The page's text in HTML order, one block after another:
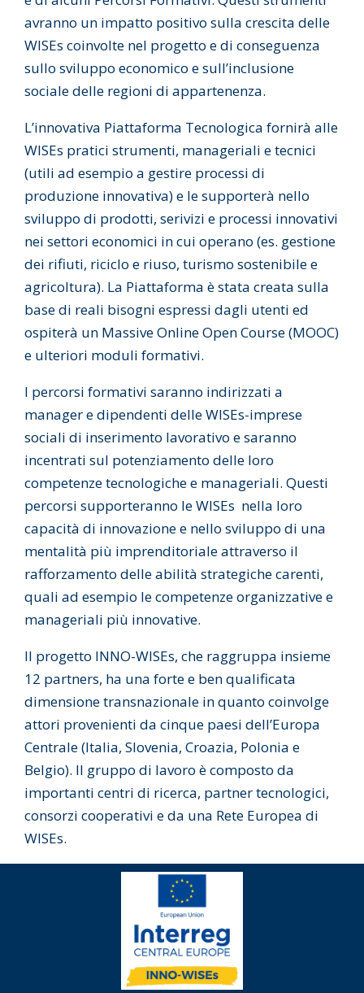
avranno un impatto positivo sulla crescita delle
WISEs coinvolte nel progetto e di conseguenza
sullo sviluppo economico e sull’inclusione
sociale delle regioni di appartenenza.
L’innovativa Piattaforma Tecnologica fornirà alle
WISEs pratici strumenti, manageriali e tecnici
(utili ad esempio a gestire processi di
produzione innovativa) e le supporterà nello
sviluppo di prodotti, serivizi e processi innovativi
nei settori economici in cui operano (es. gestione
dei rifiuti, riciclo e riuso, turismo sostenibile e
agricoltura). La Piattaforma è stata creata sulla
base di reali bisogni espressi dagli utenti ed
ospiterà un Massive Online Open Course (MOOC)
e ulteriori moduli formativi.
I percorsi formativi saranno indirizzati a
manager e dipendenti delle WISEs-imprese
sociali di inserimento lavorativo e saranno
incentrati sul potenziamento delle loro
competenze tecnologiche e manageriali. Questi
percorsi supporteranno le WISEs nella loro
capacità di innovazione e nello sviluppo di una
mentalità più imprenditoriale attraverso il
rafforzamento delle abilità strategiche carenti,
quali ad esempio le competenze organizzative e
manageriali più innovative.
Il progetto INNO-WISEs, che raggruppa insieme
12 partners, ha una forte e ben qualificata
dimensione transnazionale in quanto coinvolge
attori provenienti da cinque paesi dell’Europa
Centrale (Italia, Slovenia, Croazia, Polonia e
Belgio). Il gruppo di lavoro è composto da
importanti centri di ricerca, partner tecnologici,
consorzi cooperativi e da una Rete Europea di
WISEs.